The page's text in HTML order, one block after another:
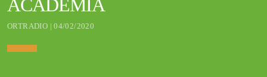
ACADEMIA
ORTRADIO | 04/02/2020